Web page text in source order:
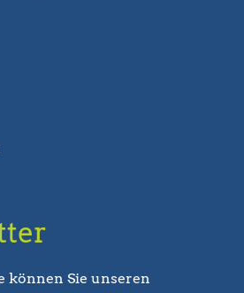
können Sie unseren